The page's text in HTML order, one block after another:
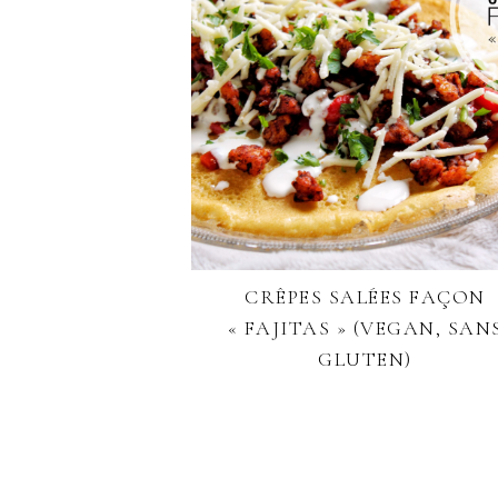
CRÊPES SALÉES FAÇON
« FAJITAS » (VEGAN,
GLUTEN)